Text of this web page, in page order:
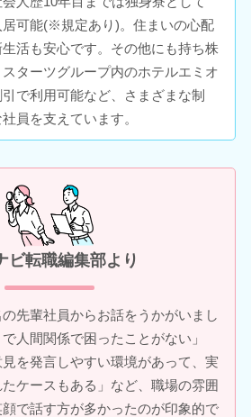
居可能(※規定あり)。住まいの心配
活も安心です。その他にも持ち株
ターツグループ内のホテルエミオ
で利用可能など、さまざまな制
員を支えています。
ビ転職編集部より
先輩社員からお話をうかがいまし
人間関係で困ったことがない」
見を発言しやすい環境があって、実
ケースもある」など、職場の雰囲
で話す方が多かったのが印象的で